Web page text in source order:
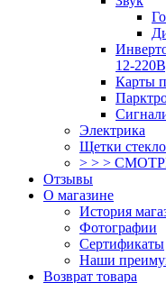
12-
Карты
Электрика
Щетки
> > >
Отзывы
О магазине
История
Фотографии
Сертификаты
Наши
Возврат товара